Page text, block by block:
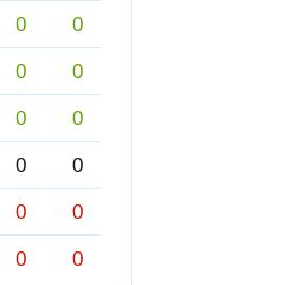
0
0
0
0
0
0
0
0
0
0
0
0